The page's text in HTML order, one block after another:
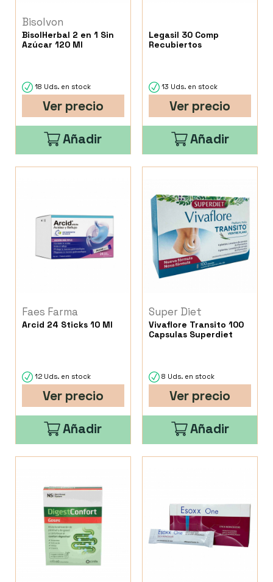
Bisolvon
BisolHerbal 2 en 1 Sin
Azúcar 120 Ml
18 Uds. en stock
Ver precio
Añadir
Legasil 30 Comp
Recubiertos
13 Uds. en stock
Ver precio
Añadir
Faes Farma
Arcid 24 Sticks 10 Ml
12 Uds. en stock
Ver precio
Añadir
Super Diet
Vivaflore Transito 100
Capsulas Superdiet
8 Uds. en stock
Ver precio
Añadir